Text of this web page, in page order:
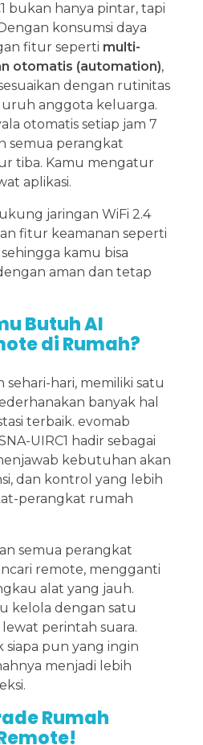
bukan hanya pintar, tapi
konsumsi daya
fitur seperti multi-
otomatis (automation),
dengan rutinitas
anggota keluarga.
otomatis setiap jam 7
semua perangkat
tiba. Kamu mengatur
aplikasi.
jaringan WiFi 2.4
fitur keamanan seperti
kamu bisa
aman dan tetap
Butuh AI
di Rumah?
sehari-hari, memiliki satu
banyak hal
terbaik. evomab
UIRC1 hadir sebagai
kebutuhan akan
dan kontrol yang lebih
perangkat rumah
semua perangkat
remote, mengganti
alat yang jauh.
kelola dengan satu
perintah suara.
pun yang ingin
menjadi lebih
Rumah